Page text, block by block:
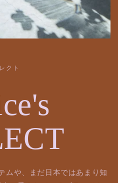
クト
ムや、まだ日本ではあまり知